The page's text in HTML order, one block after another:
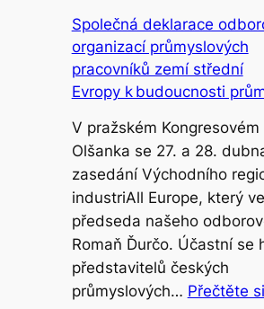
Společná deklarace
organizací průmyslových
pracovníků zemí střední
Evropy k budoucnosti
V pražském Kongresovém
Olšanka se 27. a 28.
zasedání Východního
industriAll Europe, který
předseda našeho
Romaň Ďurčo. Účastní se
představitelů českých
průmyslových… Přečtěte